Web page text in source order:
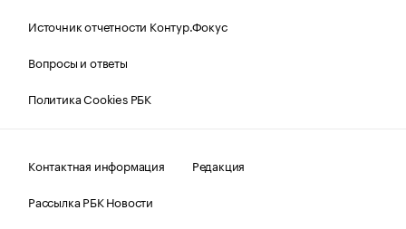
Источник отчетности Контур.Фокус
Вопросы и ответы
Политика Cookies РБК
Контактная информация
Редакция
Рассылка РБК Новости